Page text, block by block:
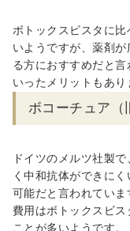
ボトックスビスタに
いようですが、薬剤
る方におすすめだと
いったメリットもあり
ボコーチュア（
ドイツのメルツ社製
く中和抗体ができに
可能だと言われていま
費用はボトックスビ
ことが多いようです。